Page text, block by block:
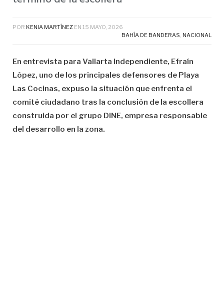
POR KENIA MARTÍNEZ EN 15 MAYO, 2026
BAHÍA DE BANDERAS, NACIONAL
En entrevista para Vallarta Independiente, Efraín
López, uno de los principales defensores de Playa
Las Cocinas, expuso la situación que enfrenta el
comité ciudadano tras la conclusión de la escollera
construida por el grupo DINE, empresa responsable
del desarrollo en la zona.